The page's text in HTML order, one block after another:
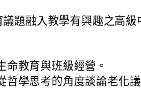
題融入教學有興趣之高級
命教育與班級經營。
哲學思考的角度談論老化議